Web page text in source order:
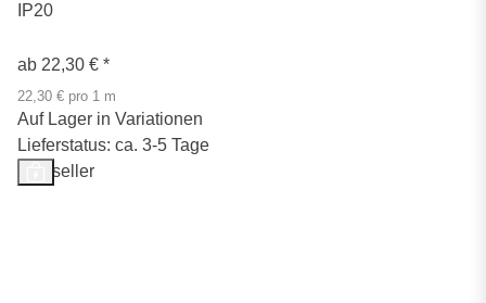
IP20
ab 22,30 € *
22,30 € pro 1 m
Auf Lager in Variationen
Lieferstatus: ca. 3-5 Tage
Bestseller